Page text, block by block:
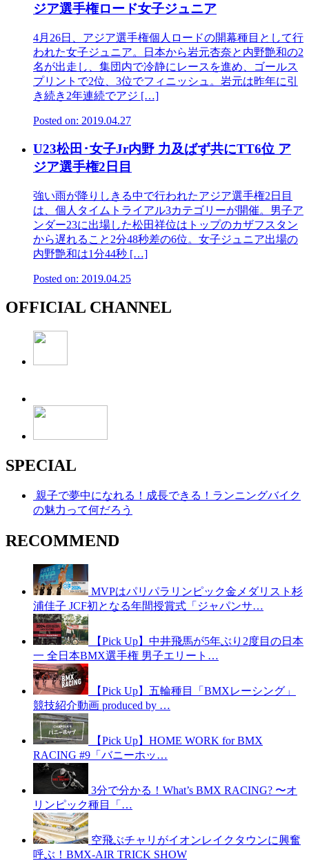
ジア選手権ロード女子ジュニア
4月26日、アジア選手権個人ロードの開幕種目として行
われた女子ジュニア。日本から岩元杏奈と内野艶和の2
名が出走し、集団内で冷静にレースを進め、ゴールス
プリントで2位、3位でフィニッシュ。岩元は昨年に引
き続き2年連続でアジ […]
Posted on: 2019.04.27
U23松田･女子Jr内野 力及ばず共にTT6位 ア
ジア選手権2日目
強い雨が降りしきる中で行われたアジア選手権2日目
は、個人タイムトライアル3カテゴリーが開催。男子ア
ンダー23に出場した松田祥位はトップのカザフスタン
から遅れること2分48秒差の6位。女子ジュニア出場の
内野艶和は1分44秒 […]
Posted on: 2019.04.25
OFFICIAL CHANNEL
SPECIAL
親子で夢中になれる！成長できる！ランニングバイク
の魅力って何だろう
RECOMMEND
MVPはパリパラリンピック金メダリスト杉
浦佳子 JCF初となる年間授賞式「ジャパンサ…
【Pick Up】中井飛馬が5年ぶり2度目の日本
一 全日本BMX選手権 男子エリート…
【Pick Up】五輪種目「BMXレーシング」
競技紹介動画 produced by …
【Pick Up】HOME WORK for BMX
RACING #9「バニーホッ…
3分で分かる！What’s BMX RACING? 〜オ
リンピック種目「…
空飛ぶチャリがイオンレイクタウンに興奮
呼ぶ！BMX-AIR TRICK SHOW